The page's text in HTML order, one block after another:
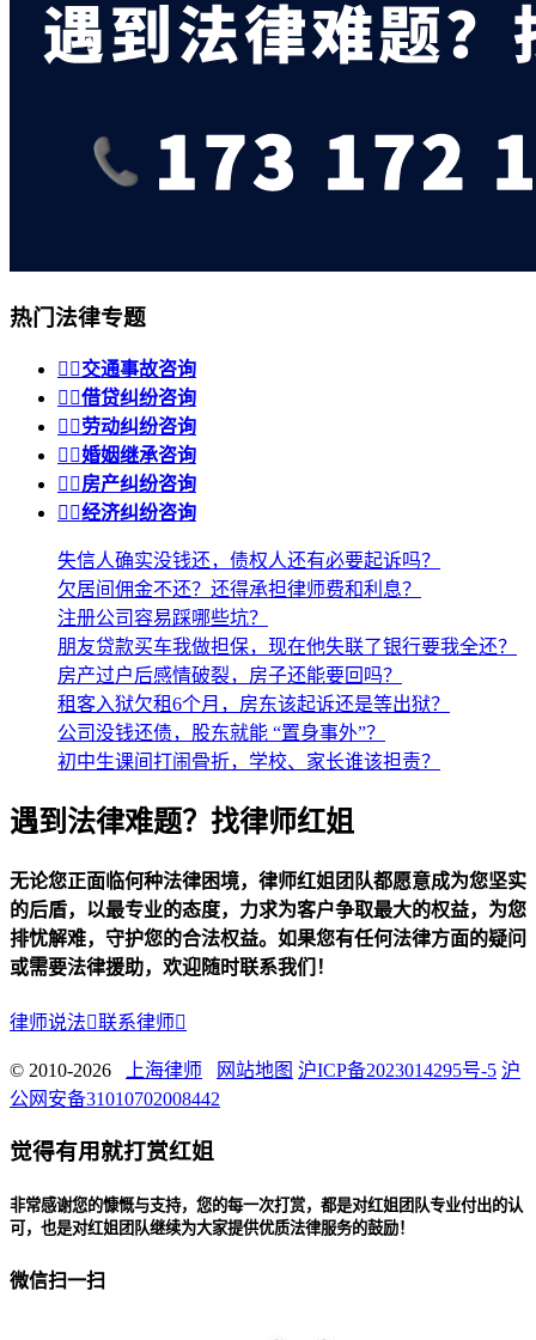
热门法律专题
 交通事故咨询
 借贷纠纷咨询
 劳动纠纷咨询
 婚姻继承咨询
 房产纠纷咨询
 经济纠纷咨询
失信人确实没钱还，债权人还有必要起诉吗？
欠居间佣金不还？还得承担律师费和利息？
注册公司容易踩哪些坑？
朋友贷款买车我做担保，现在他失联了银行要我全还？
房产过户后感情破裂，房子还能要回吗？
租客入狱欠租6个月，房东该起诉还是等出狱？
公司没钱还债，股东就能 “置身事外”？
初中生课间打闹骨折，学校、家长谁该担责？
遇到法律难题？找律师红姐
无论您正面临何种法律困境，律师红姐团队都愿意成为您坚实
的后盾，以最专业的态度，力求为客户争取最大的权益，为您
排忧解难，守护您的合法权益。如果您有任何法律方面的疑问
或需要法律援助，欢迎随时联系我们！
律师说法联系律师
© 2010-2026 上海律师 网站地图 沪ICP备2023014295号-5 沪
公网安备31010702008442
觉得有用就打赏红姐
非常感谢您的慷慨与支持，您的每一次打赏，都是对红姐团队专业付出的认
可，也是对红姐团队继续为大家提供优质法律服务的鼓励！
微信扫一扫